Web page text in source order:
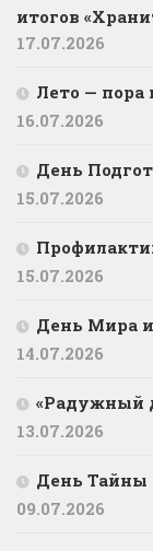
итогов
17.07.2026
Лето — пора
16.07.2026
День
15.07.2026
15.07.2026
День Мира
14.07.2026
«Радужный
13.07.2026
День Тайны
09.07.2026